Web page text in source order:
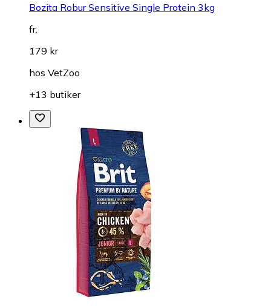
Bozita Robur Sensitive Single Protein 3kg
fr.
179 kr
hos VetZoo
+13 butiker